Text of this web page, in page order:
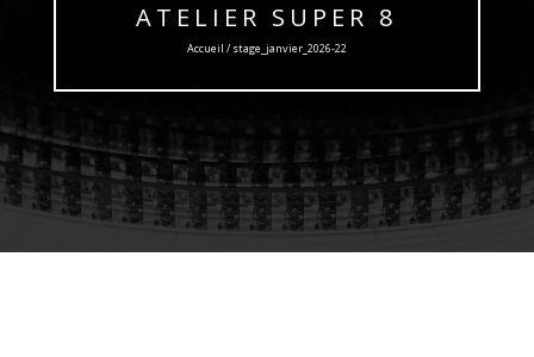
ATELIER SUPER 8
Accueil / stage_janvier_2026-22